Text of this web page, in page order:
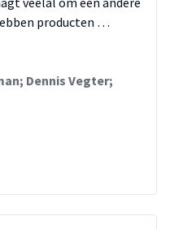
en 60,1% reductie in
beoordeeld met
impact, haalbaarheid
is een
van civiele
waar steeds nieuwe
van het proces.
producten …
Dennis Vegter;